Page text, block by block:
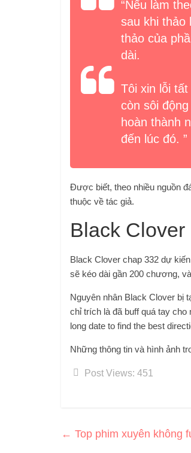
“Nếu làm
sau khi thảo
thảo của
dài.
Tôi xin lỗi
còn sôi
hoàn thành
đến lúc đó. ”
Được biết, theo nhiều nguồn
thuộc về tác giả.
Black
Black Clover chap 332 dự
sẽ kéo dài gần 200 chương,
Nguyên nhân Black Clover bị
chỉ trích là đã buff quá tay cho
long date to find the best
Những thông tin và hình ảnh
Post Views: 451
← Top phim xuyên không